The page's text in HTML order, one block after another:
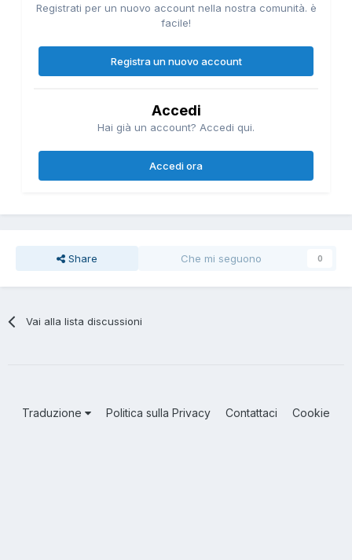
Registrati per un nuovo account nella nostra comunità. è
facile!
Registra un nuovo account
Accedi
Hai già un account? Accedi qui.
Accedi ora
Share Che mi seguono 0
Vai alla lista discussioni
Traduzione Politica sulla Privacy Contattaci Cookie